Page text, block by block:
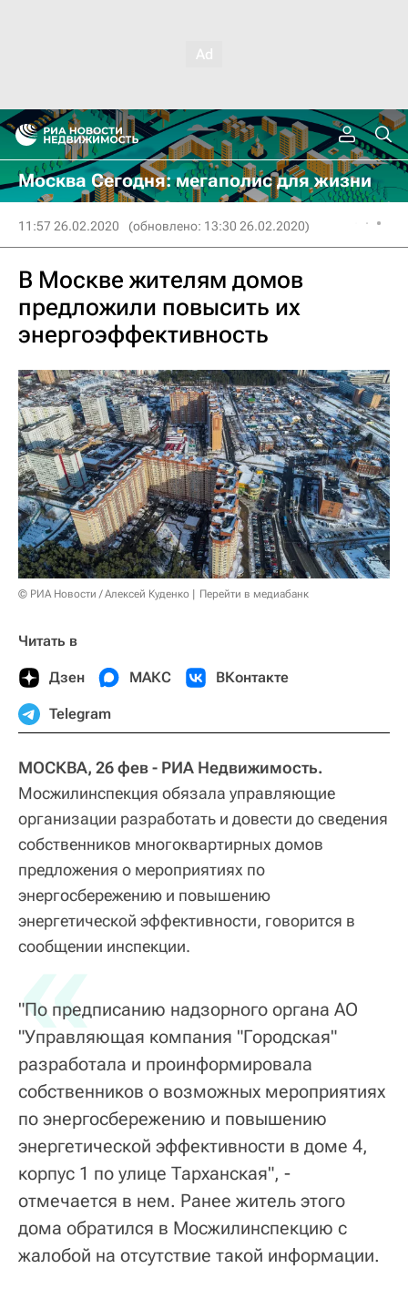
Москва Сегодня: мегаполис для жизни
11:57 26.02.2020 (обновлено: 13:30 26.02.2020)
В Москве жителям домов
предложили повысить их
энергоэффективность
© РИА Новости / Алексей Куденко Перейти в медиабанк
Читать в
Дзен МАКС ВКонтакте
Telegram
МОСКВА, 26 фев - РИА Недвижимость.
Мосжилинспекция обязала управляющие
организации разработать и довести до сведения
собственников многоквартирных домов
предложения о мероприятиях по
энергосбережению и повышению
энергетической эффективности, говорится в
сообщении инспекции.
«
"По предписанию надзорного органа АО
"Управляющая компания "Городская"
разработала и проинформировала
собственников о возможных мероприятиях
по энергосбережению и повышению
энергетической эффективности в доме 4,
корпус 1 по улице Тарханская", -
отмечается в нем. Ранее житель этого
дома обратился в Мосжилинспекцию с
жалобой на отсутствие такой информации.